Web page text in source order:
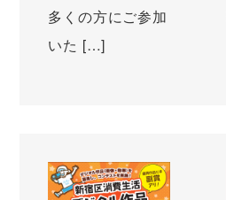
多くの方にご参加
いた […]